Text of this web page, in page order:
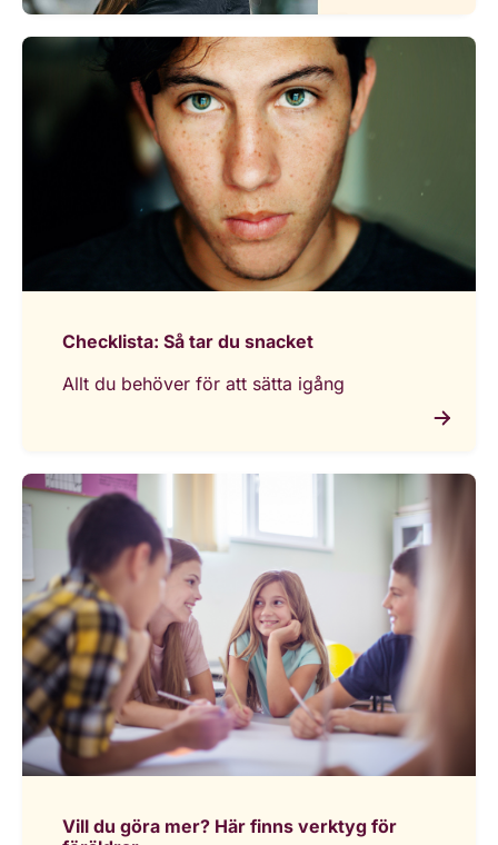
Checklista: Så tar du snacket
Allt du behöver för att sätta igång
Vill du göra mer? Här finns verktyg för